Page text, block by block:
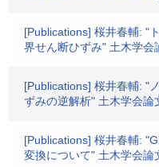
[Publications] 桜井春輔: "
界せん断ひずみ" 土木学
[Publications] 桜井春輔: "
ずみの逆解析" 土木学会
[Publications] 桜井春輔:
変換について" 土木学会